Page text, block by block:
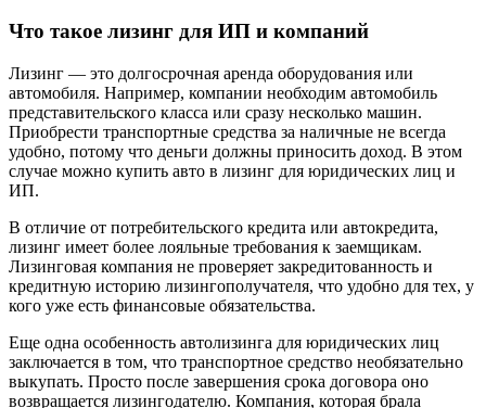
Что такое лизинг для ИП и компаний
Лизинг — это долгосрочная аренда оборудования или
автомобиля. Например, компании необходим автомобиль
представительского класса или сразу несколько машин.
Приобрести транспортные средства за наличные не всегда
удобно, потому что деньги должны приносить доход. В этом
случае можно купить авто в лизинг для юридических лиц и
ИП.
В отличие от потребительского кредита или автокредита,
лизинг имеет более лояльные требования к заемщикам.
Лизинговая компания не проверяет закредитованность и
кредитную историю лизингополучателя, что удобно для тех, у
кого уже есть финансовые обязательства.
Еще одна особенность автолизинга для юридических лиц
заключается в том, что транспортное средство необязательно
выкупать. Просто после завершения срока договора оно
возвращается лизингодателю. Компания, которая брала